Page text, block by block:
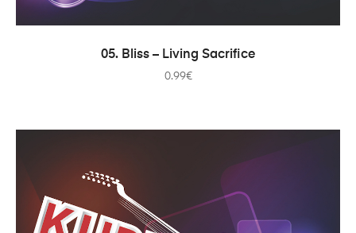
ADICIONAR
05. Bliss – Living Sacrifice
0.99€